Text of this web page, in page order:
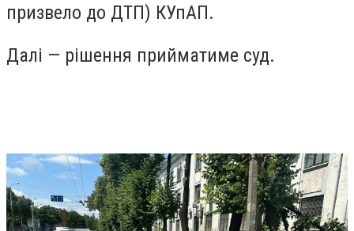
призвело до ДТП) КУпАП.
Далі — рішення прийматиме суд.